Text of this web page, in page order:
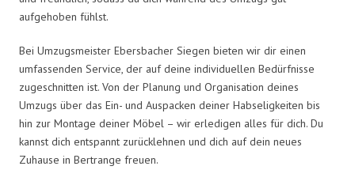
aufgehoben fühlst.
Bei Umzugsmeister Ebersbacher Siegen bieten wir dir einen
umfassenden Service, der auf deine individuellen Bedürfnisse
zugeschnitten ist. Von der Planung und Organisation deines
Umzugs über das Ein- und Auspacken deiner Habseligkeiten bis
hin zur Montage deiner Möbel – wir erledigen alles für dich. Du
kannst dich entspannt zurücklehnen und dich auf dein neues
Zuhause in Bertrange freuen.